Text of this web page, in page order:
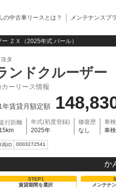
の中古車リースとは？ メンテナンスプ
ＺＸ（2025年式 パール）
ヨタ
ンドクルーザー
カーリース情報
年賃貸月額定額
走行距離
15km
年式(初度登録)
2025年
修復歴
なし
車検
車
両ID 0003272541
か
STEP1
賃貸期間を選択
メンテナ